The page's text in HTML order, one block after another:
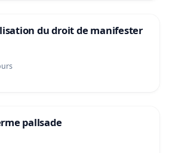
du droit de manifester
pallsade